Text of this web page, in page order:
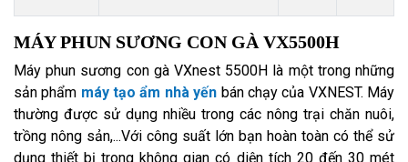
MÁY PHUN SƯƠNG CON GÀ VX5500H
Máy phun sương con gà VXnest 5500H là một trong những
sản phẩm máy tạo ẩm nhà yến bán chạy của VXNEST. Máy
thường được sử dụng nhiều trong các nông trại chăn nuôi,
trồng nông sản,...Với công suất lớn bạn hoàn toàn có thể sử
dụng thiết bị trong không gian có diện tích 20 đến 30 mét